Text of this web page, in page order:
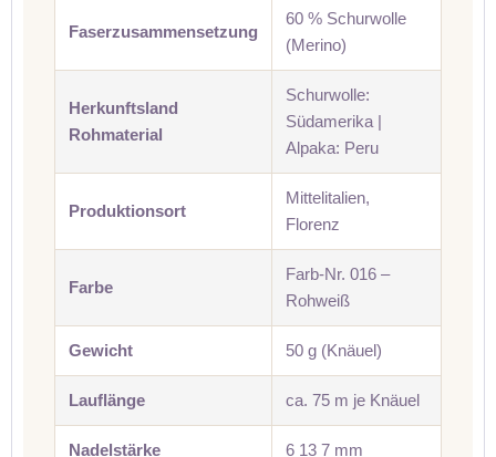
Faserzusammensetzung
60 % Schurwolle
(Merino)
Herkunftsland
Rohmaterial
Schurwolle:
Südamerika |
Alpaka: Peru
Produktionsort
Mittelitalien,
Florenz
Farbe
Farb-Nr. 016 –
Rohweiß
Gewicht 50 g (Knäuel)
Lauflänge ca. 75 m je Knäuel
Nadelstärke 6 13 7 mm